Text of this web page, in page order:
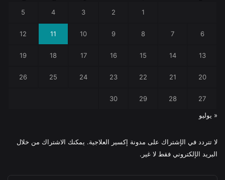
1
2
3
4
5
6
7
8
9
10
11
12
13
14
15
16
17
18
19
20
21
22
23
24
25
26
27
28
29
30
« يوليو
لا تتردد في الإشتراك على مدونة إكسير العلاجية. يمكنك الاشتراك من خلال
البريد الإلكتروني فقط لا غير.